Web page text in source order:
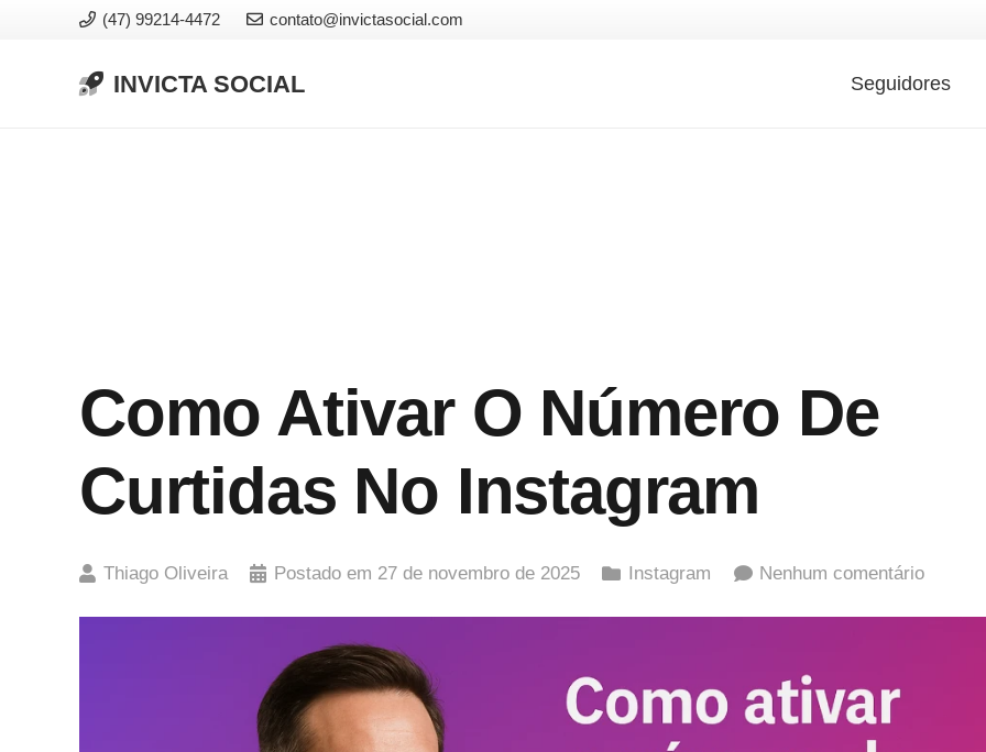
(47) 99214-4472 contato@invictasocial.com
INVICTA SOCIAL Seguidores
Como Ativar O Número De
Curtidas No Instagram
Thiago Oliveira Postado em 27 de novembro de 2025 Instagram Nenhum comentário